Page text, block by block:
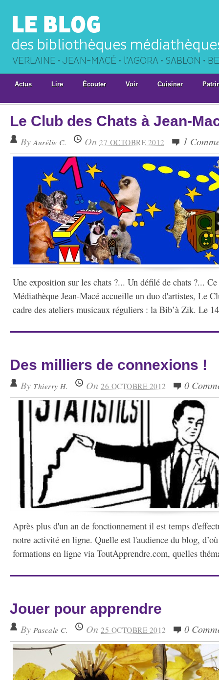
Actus Lire Écouter Voir Cuisiner
Le Club des Chats à Jean-
By Aurélie C. On 27 OCTOBRE 2012 1
Une exposition sur les chats ?... Un défilé de chats ?...
Médiathèque Jean-Macé accueille un duo d'artistes, Le
cadre des ateliers musicaux réguliers : la Bib’à Zik. Le
Des milliers de connexions !
By Thierry H. On 26 OCTOBRE 2012 0
Après plus d'un an de fonctionnement il est temps
notre activité en ligne. Quelle est l'audience du blog,
formations en ligne via ToutApprendre.com, quelles
Jouer pour apprendre
By Pascale C. On 25 OCTOBRE 2012 0